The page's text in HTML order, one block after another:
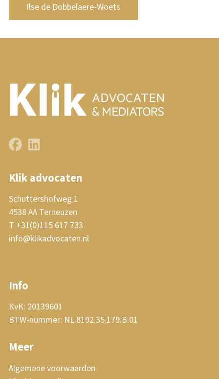
Ilse de Dobbelaere-Woets
Klik advocaten
Schuttershofweg 1
4538 AA Terneuzen
T +31(0)115 617 733
info@klikadvocaten.nl
Info
KvK: 20139601
BTW-nummer: NL.8192.35.179.B.01
Meer
Algemene voorwaarden